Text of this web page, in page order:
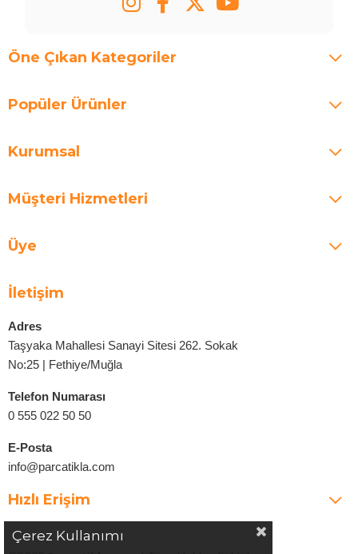
Öne Çıkan Kategoriler
Popüler Ürünler
Kurumsal
Müşteri Hizmetleri
Üye
İletişim
Adres
Taşyaka Mahallesi Sanayi Sitesi 262. Sokak
No:25 | Fethiye/Muğla
Telefon Numarası
0 555 022 50 50
E-Posta
info@parcatikla.com
Hızlı Erişim
Çerez Kullanımı